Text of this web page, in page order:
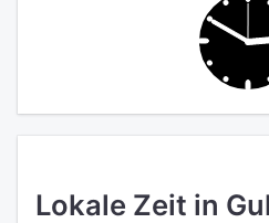
Lokale Zeit in